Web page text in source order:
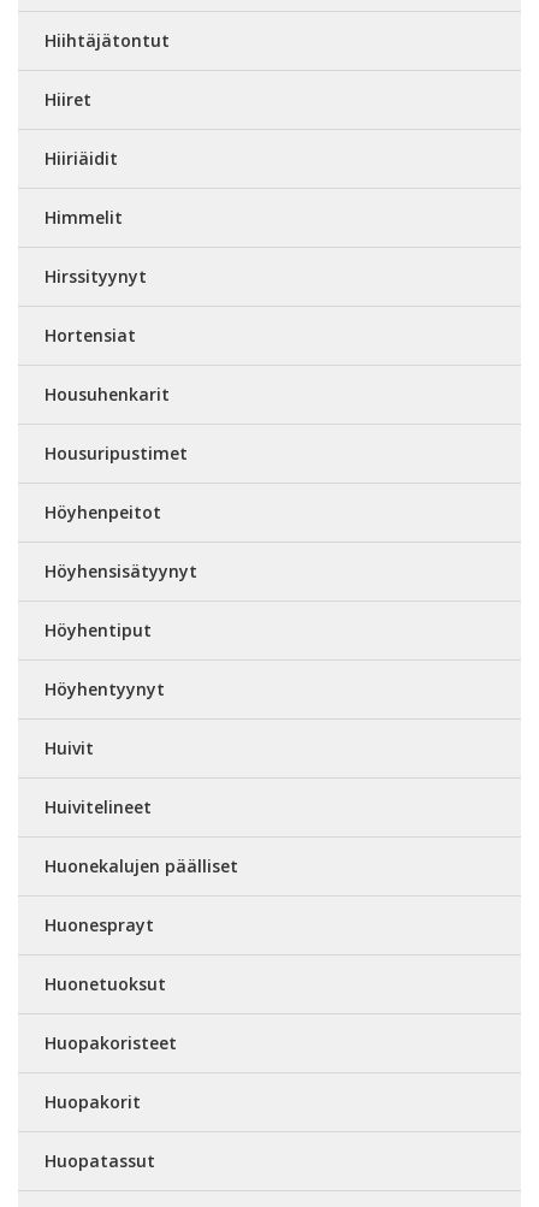
Hiihtäjätontut
Hiiret
Hiiriäidit
Himmelit
Hirssityynyt
Hortensiat
Housuhenkarit
Housuripustimet
Höyhenpeitot
Höyhensisätyynyt
Höyhentiput
Höyhentyynyt
Huivit
Huivitelineet
Huonekalujen päälliset
Huonesprayt
Huonetuoksut
Huopakoristeet
Huopakorit
Huopatassut